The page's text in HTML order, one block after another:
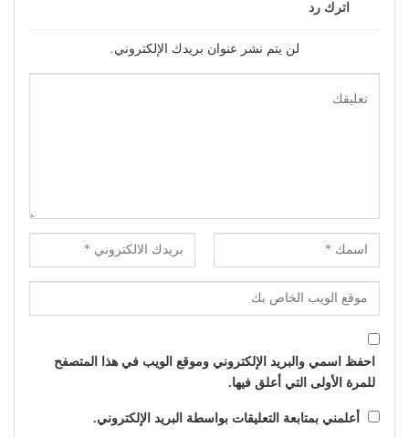
اترك رد
لن يتم نشر عنوان بريدك الإلكتروني.
احفظ اسمي والبريد الإلكتروني وموقع الويب في هذا المتصفح
للمرة الأولى التي أعلق فيها.
أعلمني بمتابعة التعليقات بواسطة البريد الإلكتروني.